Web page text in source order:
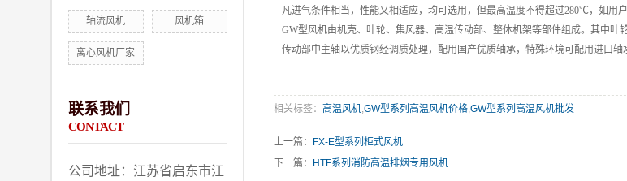
轴流风机 风机箱
离心风机厂家
联系我们
CONTACT
公司地址：江苏省启东市江
凡进气条件相当，性能又相适应，均可选用，但最高温度不得超过280℃，如用
GW型风机由机壳、叶轮、集风器、高温传动部、整体机架等部件组成。其中叶
传动部中主轴以优质钢经调质处理，配用国产优质轴承，特殊环境可配用进口轴
相关标签： 高温风机,GW型系列高温风机价格,GW型系列高温风机批发
上一篇： FX-E型系列柜式风机
下一篇： HTF系列消防高温排烟专用风机